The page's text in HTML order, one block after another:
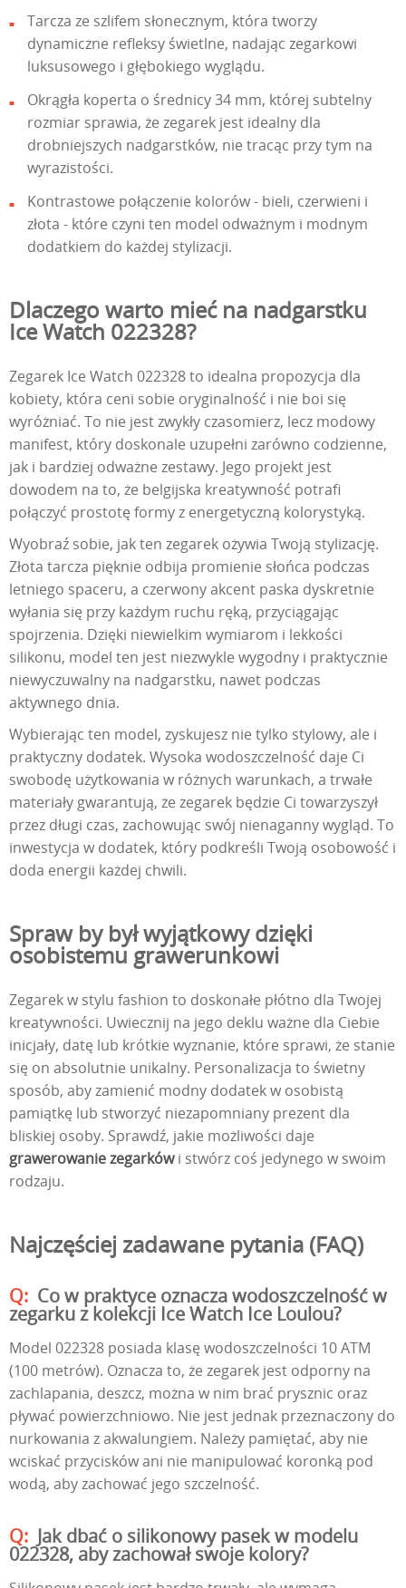
Tarcza ze szlifem słonecznym, która tworzy
dynamiczne refleksy świetlne, nadając zegarkowi
luksusowego i głębokiego wyglądu.
Okrągła koperta o średnicy 34 mm, której subtelny
rozmiar sprawia, że zegarek jest idealny dla
drobniejszych nadgarstków, nie tracąc przy tym na
wyrazistości.
Kontrastowe połączenie kolorów - bieli, czerwieni i
złota - które czyni ten model odważnym i modnym
dodatkiem do każdej stylizacji.
Dlaczego warto mieć na nadgarstku
Ice Watch 022328?
Zegarek Ice Watch 022328 to idealna propozycja dla
kobiety, która ceni sobie oryginalność i nie boi się
wyróżniać. To nie jest zwykły czasomierz, lecz modowy
manifest, który doskonale uzupełni zarówno codzienne,
jak i bardziej odważne zestawy. Jego projekt jest
dowodem na to, że belgijska kreatywność potrafi
połączyć prostotę formy z energetyczną kolorystyką.
Wyobraź sobie, jak ten zegarek ożywia Twoją stylizację.
Złota tarcza pięknie odbija promienie słońca podczas
letniego spaceru, a czerwony akcent paska dyskretnie
wyłania się przy każdym ruchu ręką, przyciągając
spojrzenia. Dzięki niewielkim wymiarom i lekkości
silikonu, model ten jest niezwykle wygodny i praktycznie
niewyczuwalny na nadgarstku, nawet podczas
aktywnego dnia.
Wybierając ten model, zyskujesz nie tylko stylowy, ale i
praktyczny dodatek. Wysoka wodoszczelność daje Ci
swobodę użytkowania w różnych warunkach, a trwałe
materiały gwarantują, że zegarek będzie Ci towarzyszył
przez długi czas, zachowując swój nienaganny wygląd. To
inwestycja w dodatek, który podkreśli Twoją osobowość i
doda energii każdej chwili.
Spraw by był wyjątkowy dzięki
osobistemu grawerunkowi
Zegarek w stylu fashion to doskonałe płótno dla Twojej
kreatywności. Uwiecznij na jego deklu ważne dla Ciebie
inicjały, datę lub krótkie wyznanie, które sprawi, że stanie
się on absolutnie unikalny. Personalizacja to świetny
sposób, aby zamienić modny dodatek w osobistą
pamiątkę lub stworzyć niezapomniany prezent dla
bliskiej osoby. Sprawdź, jakie możliwości daje
grawerowanie zegarkówi stwórz coś jedynego w swoim
rodzaju.
Najczęściej zadawane pytania (FAQ)
Co w praktyce oznacza wodoszczelność w
zegarku z kolekcji Ice Watch Ice Loulou?
Model 022328 posiada klasę wodoszczelności 10 ATM
(100 metrów). Oznacza to, że zegarek jest odporny na
zachlapania, deszcz, można w nim brać prysznic oraz
pływać powierzchniowo. Nie jest jednak przeznaczony do
nurkowania z akwalungiem. Należy pamiętać, aby nie
wciskać przycisków ani nie manipulować koronką pod
wodą, aby zachować jego szczelność.
Jak dbać o silikonowy pasek w modelu
022328, aby zachował swoje kolory?